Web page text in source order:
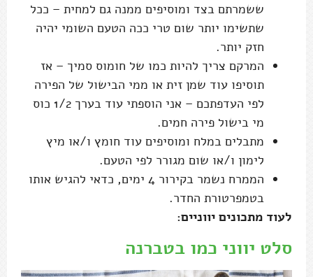
ששמרתם בצד ומוסיפים ממנה גם למחית – ככל
שתשימו יותר שום טרי ככה הטעם השומי יהיה
חזק יותר.
המרקם צריך להיות כמו של חומוס סמיך – אז
תוסיפו עוד שמן זית או ממי הבישול של הפירה
לפי העדפתכם – אני הוספתי עוד בערך 1/2 כוס
מי בישול פירה חמים.
מתבלים במלח ומוסיפים עוד חומץ ו/או מיץ
לימון ו/או שום מגורר לפי הטעם.
הממרח נשמר בקירור 4 ימים, כדאי להגיש אותו
בטמפרטורת החדר.
לעוד מתכונים יווניים:
סלט יווני כמו בטברנה